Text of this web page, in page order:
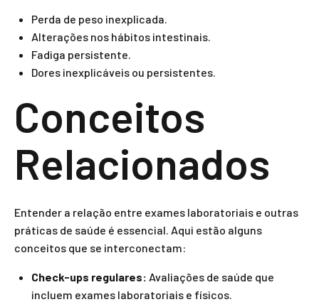
Perda de peso inexplicada.
Alterações nos hábitos intestinais.
Fadiga persistente.
Dores inexplicáveis ou persistentes.
Conceitos
Relacionados
Entender a relação entre exames laboratoriais e outras
práticas de saúde é essencial. Aqui estão alguns
conceitos que se interconectam:
Check-ups regulares: Avaliações de saúde que
incluem exames laboratoriais e físicos.